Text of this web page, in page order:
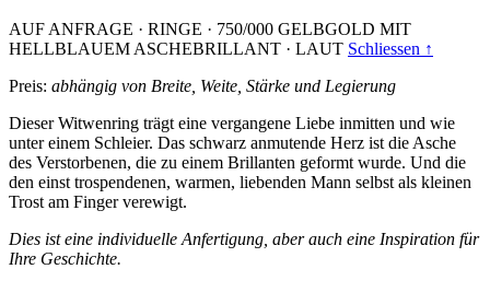
AUF ANFRAGE · RINGE · 750/000 GELBGOLD MIT
HELLBLAUEM ASCHEBRILLANT · LAUT Schliessen ↑
Preis: abhängig von Breite, Weite, Stärke und Legierung
Dieser Witwenring trägt eine vergangene Liebe inmitten und wie
unter einem Schleier. Das schwarz anmutende Herz ist die Asche
des Verstorbenen, die zu einem Brillanten geformt wurde. Und die
den einst trospendenen, warmen, liebenden Mann selbst als kleinen
Trost am Finger verewigt.
Dies ist eine individuelle Anfertigung, aber auch eine Inspiration für
Ihre Geschichte.